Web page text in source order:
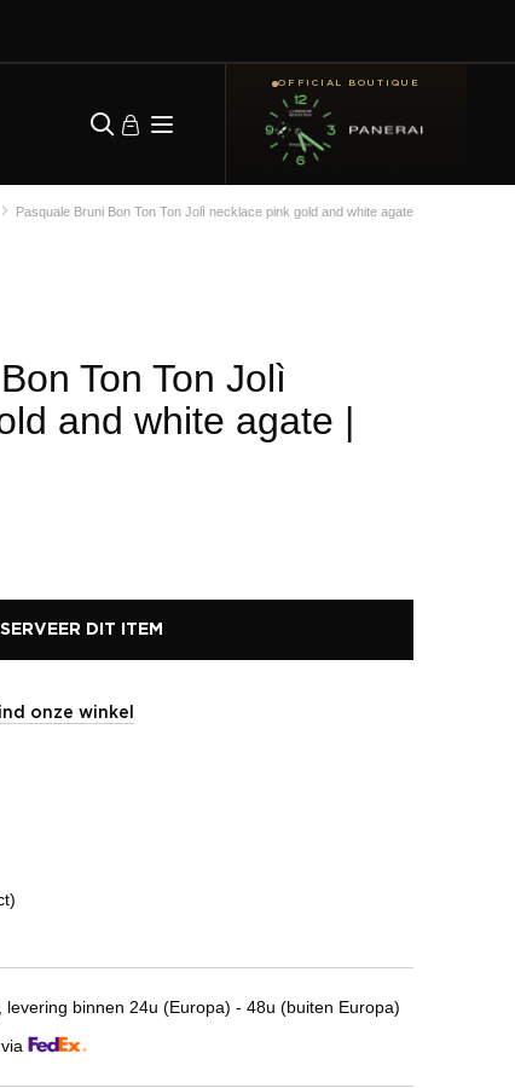
OFFICIAL BOUTIQUE
Pasquale Bruni Bon Ton Ton Jolì necklace pink gold and white agate
Ton Ton Jolì
and white agate |
DIT ITEM
onze winkel
binnen 24u (Europa) - 48u (buiten Europa)